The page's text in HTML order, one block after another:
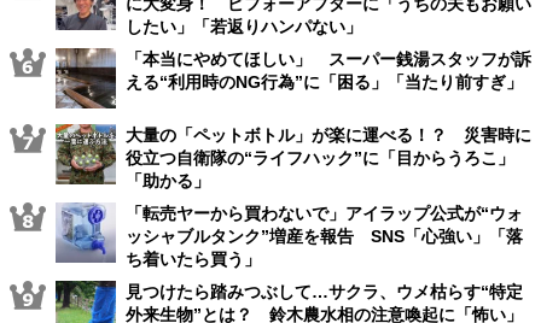
に大変身！ ビフォーアフターに「うちの夫もお願い
したい」「若返りハンパない」
「本当にやめてほしい」 スーパー銭湯スタッフが訴
える“利用時のNG行為”に「困る」「当たり前すぎ」
大量の「ペットボトル」が楽に運べる！？ 災害時に
役立つ自衛隊の“ライフハック”に「目からうろこ」
「助かる」
「転売ヤーから買わないで」アイラップ公式が“ウォ
ッシャブルタンク”増産を報告 SNS「心強い」「落
ち着いたら買う」
見つけたら踏みつぶして…サクラ、ウメ枯らす“特定
外来生物”とは？ 鈴木農水相の注意喚起に「怖い」